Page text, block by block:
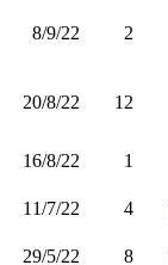
2
8/9/22
12
20/8/22
1
16/8/22
4
11/7/22
8
29/5/22